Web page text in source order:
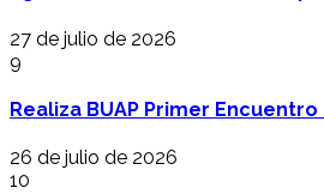
27 de julio de 2026
9
Realiza BUAP Primer
26 de julio de 2026
10